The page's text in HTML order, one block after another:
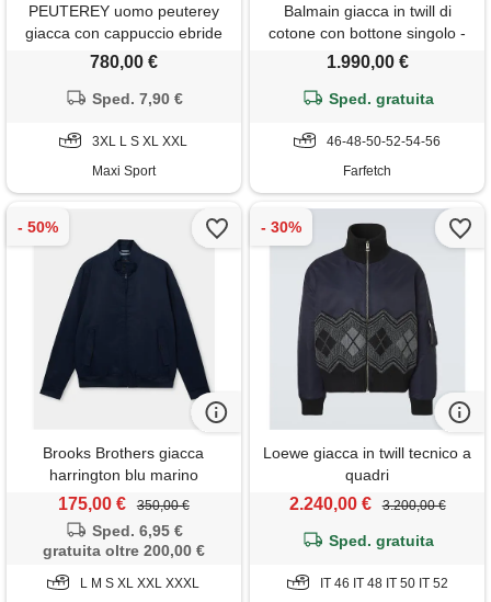
PEUTEREY uomo peuterey
giacca con cappuccio ebride
780,00 €
Sped. 7,90 €
3XL L S XL XXL
Maxi Sport
Balmain giacca in twill di
cotone con bottone singolo -
verde
1.990,00 €
Sped. gratuita
46-48-50-52-54-56
Farfetch
Brooks Brothers giacca
harrington blu marino
175,00 € 350,00 €
Sped. 6,95 €
gratuita oltre 200,00 €
L M S XL XXL XXXL
Loewe giacca in twill tecnico a
quadri
2.240,00 € 3.200,00 €
Sped. gratuita
IT 46 IT 48 IT 50 IT 52